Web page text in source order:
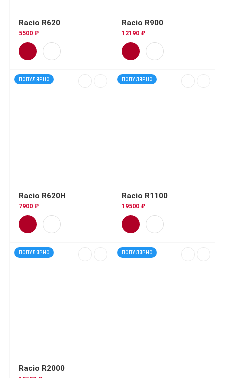
Racio R620
5500 ₽
Racio R900
12190 ₽
ПОПУЛЯРНО
Racio R620H
7900 ₽
ПОПУЛЯРНО
Racio R1100
19500 ₽
ПОПУЛЯРНО
Racio R2000
ПОПУЛЯРНО